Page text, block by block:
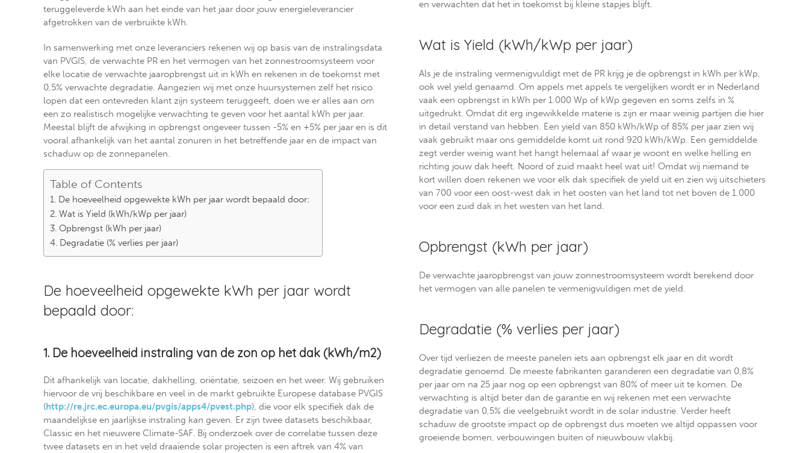
teruggeleverde kWh aan het einde van het jaar door jouw energieleverancier
afgetrokken van de verbruikte kWh.
In samenwerking met onze leveranciers rekenen wij op basis van de instralingsdata
van PVGIS, de verwachte PR en het vermogen van het zonnestroomsysteem voor
elke locatie de verwachte jaaropbrengst uit in kWh en rekenen in de toekomst met
0,5% verwachte degradatie. Aangezien wij met onze huursystemen zelf het risico
lopen dat een ontevreden klant zijn systeem teruggeeft, doen we er alles aan om
een zo realistisch mogelijke verwachting te geven voor het aantal kWh per jaar.
Meestal blijft de afwijking in opbrengst ongeveer tussen -5% en +5% per jaar en is dit
vooral afhankelijk van het aantal zonuren in het betreffende jaar en de impact van
schaduw op de zonnepanelen.
Table of Contents
De hoeveelheid opgewekte kWh per jaar wordt bepaald door:
Wat is Yield (kWh/kWp per jaar)
Opbrengst (kWh per jaar)
Degradatie (% verlies per jaar)
De hoeveelheid opgewekte kWh per jaar wordt
bepaald door:
1. De hoeveelheid instraling van de zon op het dak (kWh/m2)
Dit afhankelijk van locatie, dakhelling, oriëntatie, seizoen en het weer. Wij gebruiken
hiervoor de vrij beschikbare en veel in de markt gebruikte Europese database PVGIS
(http://re.jrc.ec.europa.eu/pvgis/apps4/pvest.php), die voor elk specifiek dak de
maandelijkse en jaarlijkse instraling kan geven. Er zijn twee datasets beschikbaar,
Classic en het nieuwere Climate-SAF. Bij onderzoek over de correlatie tussen deze
twee datasets en in het veld draaiende solar projecten is een aftrek van 4% van
en verwachten dat het in toekomst bij kleine stapjes blijft.
Wat is Yield (kWh/kWp per jaar)
Als je de instraling vermenigvuldigt met de PR krijg je de opbrengst in kWh per kWp,
ook wel yield genaamd. Om appels met appels te vergelijken wordt er in Nederland
vaak een opbrengst in kWh per 1.000 Wp of kWp gegeven en soms zelfs in %
uitgedrukt. Omdat dit erg ingewikkelde materie is zijn er maar weinig partijen die hier
in detail verstand van hebben. Een yield van 850 kWh/kWp of 85% per jaar zien wij
vaak gebruikt maar ons gemiddelde komt uit rond 920 kWh/kWp. Een gemiddelde
zegt verder weinig want het hangt helemaal af waar je woont en welke helling en
richting jouw dak heeft. Noord of zuid maakt heel wat uit! Omdat wij niemand te
kort willen doen rekenen we voor elk dak specifiek de yield uit en zien wij uitschieters
van 700 voor een oost-west dak in het oosten van het land tot net boven de 1.000
voor een zuid dak in het westen van het land.
Opbrengst (kWh per jaar)
De verwachte jaaropbrengst van jouw zonnestroomsysteem wordt berekend door
het vermogen van alle panelen te vermenigvuldigen met de yield.
Degradatie (% verlies per jaar)
Over tijd verliezen de meeste panelen iets aan opbrengst elk jaar en dit wordt
degradatie genoemd. De meeste fabrikanten garanderen een degradatie van 0,8%
per jaar om na 25 jaar nog op een opbrengst van 80% of meer uit te komen. De
verwachting is altijd beter dan de garantie en wij rekenen met een verwachte
degradatie van 0,5% die veelgebruikt wordt in de solar industrie. Verder heeft
schaduw de grootste impact op de opbrengst dus moeten we altijd oppassen voor
groeiende bomen, verbouwingen buiten of nieuwbouw vlakbij.